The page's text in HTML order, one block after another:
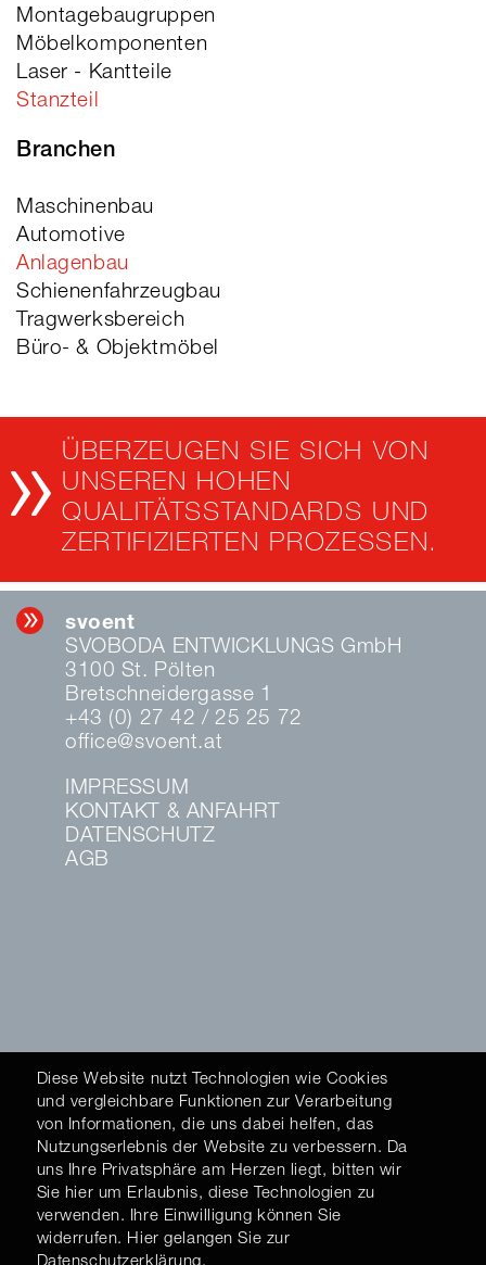
Diese Website nutzt Technologien wie Cookies
und vergleichbare Funktionen zur Verarbeitung
von Informationen, die uns dabei helfen, das
Nutzungserlebnis der Website zu verbessern. Da
uns Ihre Privatsphäre am Herzen liegt, bitten wir
Sie hier um Erlaubnis, diese Technologien zu
verwenden. Ihre Einwilligung können Sie
widerrufen. Hier gelangen Sie zur
Montagebaugruppen
Möbelkomponenten
Laser - Kantteile
Stanzteil
Branchen
Maschinenbau
Automotive
Anlagenbau
Schienenfahrzeugbau
Tragwerksbereich
Büro- & Objektmöbel
ÜBERZEUGEN SIE SICH VON
UNSEREN HOHEN
QUALITÄTSSTANDARDS UND
ZERTIFIZIERTEN PROZESSEN.
svoent
SVOBODA ENTWICKLUNGS GmbH
3100 St. Pölten
Bretschneidergasse 1
+43 (0) 27 42 / 25 25 72
office@svoent.at
IMPRESSUM
KONTAKT & ANFAHRT
DATENSCHUTZ
AGB